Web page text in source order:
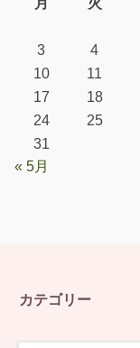
3
4
10
11
17
18
24
25
31
« 5月
カテゴリー